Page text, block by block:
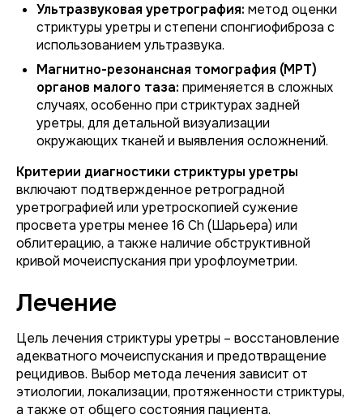
Ультразвуковая уретрография: метод оценки
стриктуры уретры и степени спонгиофиброза с
использованием ультразвука.
Магнитно-резонансная томография (МРТ)
органов малого таза: применяется в сложных
случаях, особенно при стриктурах задней
уретры, для детальной визуализации
окружающих тканей и выявления осложнений.
Критерии диагностики стриктуры уретры
включают подтвержденное ретроградной
уретрографией или уретроскопией сужение
просвета уретры менее 16 Ch (Шарьера) или
облитерацию, а также наличие обструктивной
кривой мочеиспускания при урофлоуметрии.
Лечение
Цель лечения стриктуры уретры – восстановление
адекватного мочеиспускания и предотвращение
рецидивов. Выбор метода лечения зависит от
этиологии, локализации, протяженности стриктуры,
а также от общего состояния пациента.